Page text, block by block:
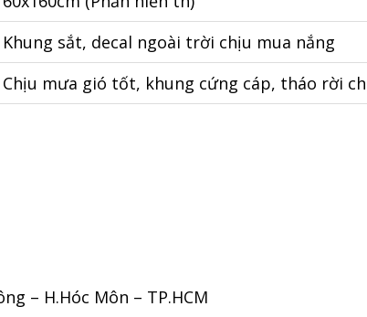
Khung sắt, decal ngoài trời chịu mua nắng
Chịu mưa gió tốt, khung cứng cáp, tháo rời
– H.Hóc Môn – TP.HCM